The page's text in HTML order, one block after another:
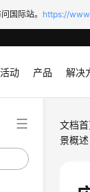
国际站。 https://
活动 产品 解决
文档
景概述